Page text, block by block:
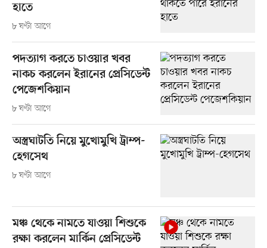
হাতে
৮ ঘণ্টা আগে
পদত্যাগ করতে চাওয়ার খবর
নাকচ করলেন ইরানের প্রেসিডেন্ট
পেজেশকিয়ান
৮ ঘণ্টা আগে
অস্ত্রঘাটতি নিয়ে মুখোমুখি ট্রাম্প-
হেগসেথ
৮ ঘণ্টা আগে
মঞ্চ থেকে নামতে যাওয়া শিশুকে
রক্ষা করলেন মার্কিন প্রেসিডেন্ট